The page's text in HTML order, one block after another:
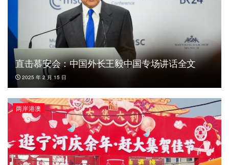
直击慕安会：中国外长王毅中国专场讲话全文
2025 年 2 月 15 日
两岸港澳